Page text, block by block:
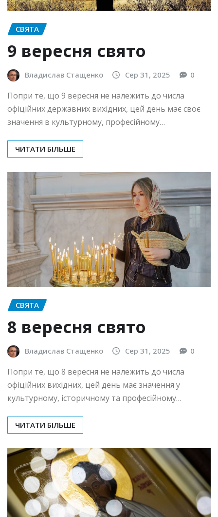
СВЯТА
9 вересня свято
Владислав Стащенко Сер 31, 2025 0
Попри те, що 9 вересня не належить до числа
офіційних державних вихідних, цей день має своє
значення в культурному, професійному…
ЧИТАТИ БІЛЬШЕ
СВЯТА
8 вересня свято
Владислав Стащенко Сер 31, 2025 0
Попри те, що 8 вересня не належить до числа
офіційних вихідних, цей день має значення у
культурному, історичному та професійному…
ЧИТАТИ БІЛЬШЕ